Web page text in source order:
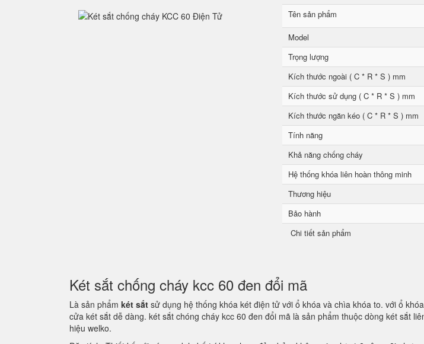
Tên sản phẩm
Model
Trọng lượng
Kích thước ngoài ( C * R * S ) mm
Kích thước sử dụng ( C * R * S ) mm
Kích thước ngăn kéo ( C * R * S ) mm
Tính năng
Khả năng chống cháy
Hệ thống khóa liên hoàn thông minh
Thương hiệu
Bảo hành
Chi tiết sản phẩm
Két sắt chống cháy kcc 60 đen đổi mã
Là sản phẩm két sắt sử dụng hệ thống khóa két điện tử với ổ khóa và chìa khóa to. với ổ
cửa két sắt dễ dàng. két sắt chóng cháy kcc 60 đen đổi mã là sản phẩm thuộc dòng két sắt
hiệu welko.